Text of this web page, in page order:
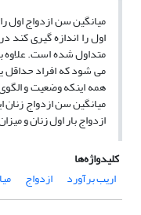
میانگین سن ازدواج اول
متداول شده است. علاوه
می شود که افراد حداقل
همه اینکه وضعیت و
میانگین سن ازدواج
ازدواج بار اول زنان و
کلیدواژه‌ها
اریب برآورد
ازدواج